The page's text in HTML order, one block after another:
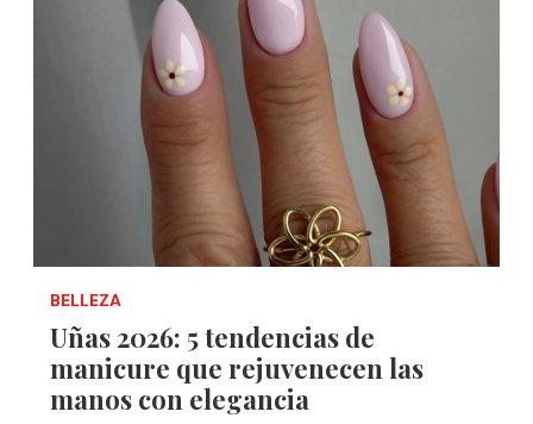
BELLEZA
Uñas 2026: 5 tendencias de
manicure que rejuvenecen las
manos con elegancia